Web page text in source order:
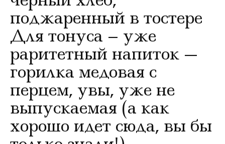
поджаренный в тостере
Для тонуса – уже
раритетный напиток —
горилка медовая с
перцем, увы, уже не
выпускаемая (а как
хорошо идет сюда, вы бы